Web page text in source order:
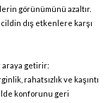
görünümünü azaltır.
dış etkenlere karşı
araya getirir:
rahatsızlık ve kaşıntı
konforunu geri